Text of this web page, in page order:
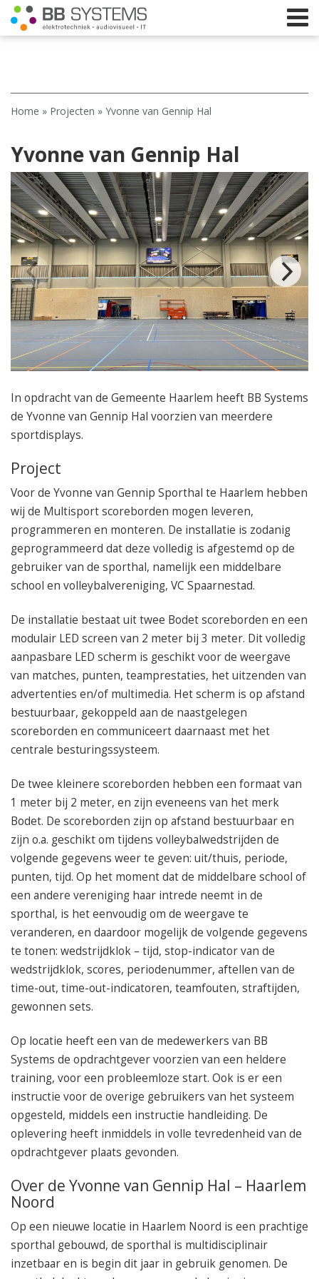
Home
Beeld
Geluid
Elektrotechniek
IT
Webshop
050 – 54 91 662
Route
Home » Projecten » Yvonne van Gennip Hal
Yvonne van Gennip Hal
In opdracht van de Gemeente Haarlem heeft BB Systems
de Yvonne van Gennip Hal voorzien van meerdere
sportdisplays.
Project
Voor de Yvonne van Gennip Sporthal te Haarlem hebben
wij de Multisport scoreborden mogen leveren,
programmeren en monteren. De installatie is zodanig
geprogrammeerd dat deze volledig is afgestemd op de
gebruiker van de sporthal, namelijk een middelbare
school en volleybalvereniging, VC Spaarnestad.
De installatie bestaat uit twee Bodet scoreborden en een
modulair LED screen van 2 meter bij 3 meter. Dit volledig
aanpasbare LED scherm is geschikt voor de weergave
van matches, punten, teamprestaties, het uitzenden van
advertenties en/of multimedia. Het scherm is op afstand
bestuurbaar, gekoppeld aan de naastgelegen
scoreborden en communiceert daarnaast met het
centrale besturingssysteem.
De twee kleinere scoreborden hebben een formaat van
1 meter bij 2 meter, en zijn eveneens van het merk
Bodet. De scoreborden zijn op afstand bestuurbaar en
zijn o.a. geschikt om tijdens volleybalwedstrijden de
volgende gegevens weer te geven: uit/thuis, periode,
punten, tijd. Op het moment dat de middelbare school of
een andere vereniging haar intrede neemt in de
sporthal, is het eenvoudig om de weergave te
veranderen, en daardoor mogelijk de volgende gegevens
te tonen: wedstrijdklok – tijd, stop-indicator van de
wedstrijdklok, scores, periodenummer, aftellen van de
time-out, time-out-indicatoren, teamfouten, straftijden,
gewonnen sets.
Op locatie heeft een van de medewerkers van BB
Systems de opdrachtgever voorzien van een heldere
training, voor een probleemloze start. Ook is er een
instructie voor de overige gebruikers van het systeem
opgesteld, middels een instructie handleiding. De
oplevering heeft inmiddels in volle tevredenheid van de
opdrachtgever plaats gevonden.
Over de Yvonne van Gennip Hal – Haarlem
Noord
Op een nieuwe locatie in Haarlem Noord is een prachtige
sporthal gebouwd, de sporthal is multidisciplinair
inzetbaar en is begin dit jaar in gebruik genomen. De